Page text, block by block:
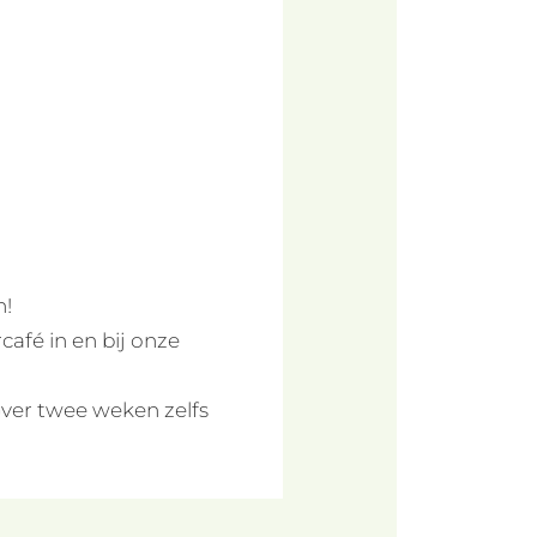
in en bij onze
twee weken zelfs